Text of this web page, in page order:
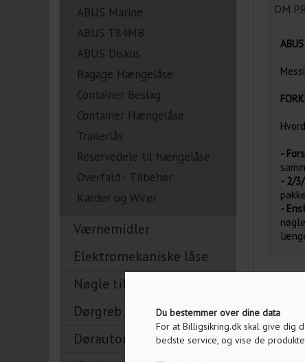
Du bestemmer over dine data
For at Billigsikring.dk skal give dig
bedste service, og vise de
ABUS Marine
ABUS T84MB
ABUS Diskus
Bagage Hængelåse
Container Beslag
Container Hængelåse
Trailerlås
Reservedele til hængelåse
Overfald - Tilbehør
Kæder og Wirer
Værnemidler
Elektromekaniske låse
Nøgle tilbehør
Dørgreb
Dørautomatik
OM
-
- 2/
-
Tilbage